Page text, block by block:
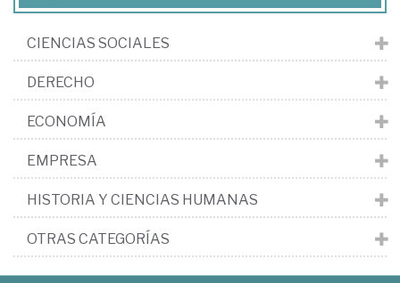
CIENCIAS SOCIALES
DERECHO
ECONOMÍA
EMPRESA
HISTORIA Y CIENCIAS HUMANAS
OTRAS CATEGORÍAS